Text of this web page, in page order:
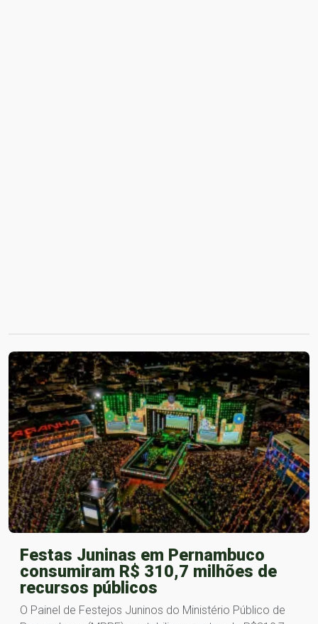
Festas Juninas em Pernambuco
consumiram R$ 310,7 milhões de
recursos públicos
O Painel de Festejos Juninos do Ministério Público de